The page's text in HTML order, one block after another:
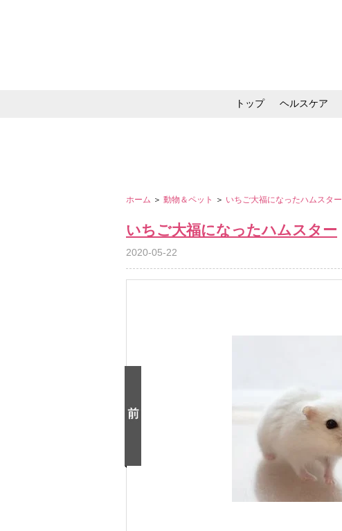
トップ ヘルスケア
ホーム ＞ 動物＆ペット ＞ いちご大福になったハムスター
いちご大福になったハムスター
2020-05-22